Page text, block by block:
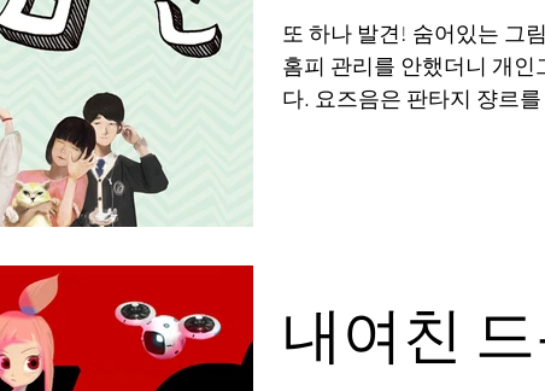
또 하나 발견! 숨어있는 그
홈피 관리를 안했더니 개
다. 요즈음은 판타지 쟝르
내여친